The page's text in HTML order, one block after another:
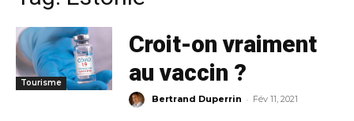
Tourisme
Croit-on vraiment
au vaccin ?
Bertrand Duperrin - Fév 11, 2021